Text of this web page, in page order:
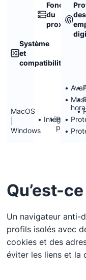
Système
et
compatibilité
MacOS
Windows
du
proxy
Intégration
Prise en
proxy
des
Qu’est-
Un navigateur anti-
profils isolés avec
cookies et des
éviter les liens et la